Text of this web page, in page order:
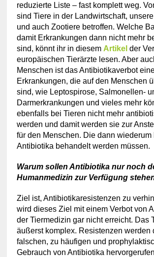
reduzierte Liste – fast komplett weg.
sind Tiere in der Landwirtschaft,
und auch Zootiere betroffen. Welche
damit Erkrankungen dann nicht mehr
sind, könnt ihr in diesem Artikel der
europäischen Tierärzte lesen. Aber
Menschen ist das Antibiotikaverbot
Erkrankungen, die auf den Menschen
sind, wie Leptospirose, Salmonellen-
Darmerkrankungen und vieles mehr
ebenfalls bei Tieren nicht mehr
werden und damit werden sie zur
für den Menschen. Die dann wiederum
Antibiotika behandelt werden müssen.
Warum sollen Antibiotika nur noch
Humanmedizin zur Verfügung
Ziel ist, Antibiotikaresistenzen zu
wird dieses Ziel mit einem Verbot von
der Tiermedizin gar nicht erreicht. Das
äußerst komplex. Resistenzen werden
falschen, zu häufigen und
Gebrauch von Antibiotika